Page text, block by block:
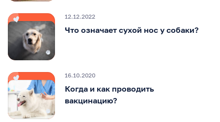
12.12.2022
Что означает сухой нос у собаки?
16.10.2020
Когда и как проводить
вакцинацию?